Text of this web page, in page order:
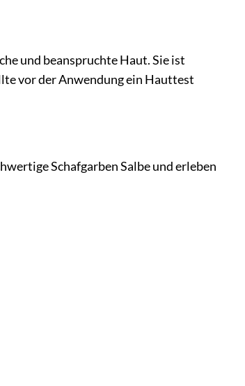
und beanspruchte Haut. Sie ist
vor der Anwendung ein Hauttest
Schafgarben Salbe und erleben